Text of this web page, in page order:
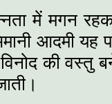
में मगन
आदमी
की वस्तु